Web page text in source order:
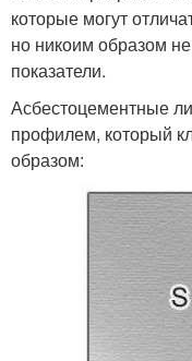
которые могут
но никоим образом
показатели.
Асбестоцементные
профилем, который
образом: